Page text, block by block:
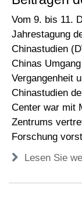
Vom 9. bis 11.
Jahrestagung
Chinastudien
Chinas
Vergangenheit
Chinastudien
Center war mit
Zentrums
Forschung
Lesen Sie